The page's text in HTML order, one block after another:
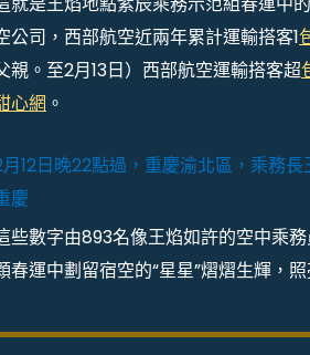
公司，西部航空近兩年累計運輸搭客1
親。至2月13日）西部航空運輸搭客超
心網 。
12日晚22點過，重慶渝北區，乘務
慶
些數字由893名像王焰如許的空中乘
春運中劃留宿空的“星星”熠熠生輝，